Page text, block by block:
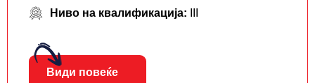
Ниво на квалификација:
Види повеќе